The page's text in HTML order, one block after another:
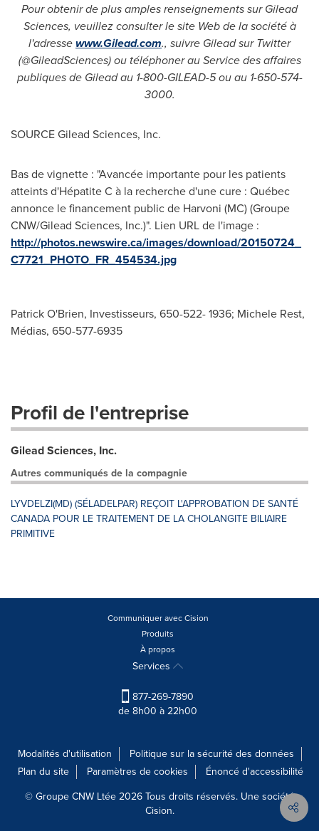
Pour obtenir de plus amples renseignements sur Gilead
Sciences, veuillez consulter le site Web de la société à
l'adressewww.Gilead.com., suivre Gilead sur Twitter
(@GileadSciences) ou téléphoner au Service des affaires
publiques de Gilead au 1-800-GILEAD-5 ou au 1-650-574-
3000.
SOURCE Gilead Sciences, Inc.
Bas de vignette : "Avancée importante pour les patients
atteints d'Hépatite C à la recherche d'une cure : Québec
annonce le financement public de Harvoni (MC) (Groupe
CNW/Gilead Sciences, Inc.)". Lien URL de l'image :
http://photos.newswire.ca/images/download/20150724_
C7721_PHOTO_FR_454534.jpg
Patrick O'Brien, Investisseurs, 650-522- 1936; Michele Rest,
Médias, 650-577-6935
Profil de l'entreprise
Gilead Sciences, Inc.
Autres communiqués de la compagnie
LYVDELZI(MD) (SÉLADELPAR) REÇOIT L'APPROBATION DE SANTÉ
CANADA POUR LE TRAITEMENT DE LA CHOLANGITE BILIAIRE
PRIMITIVE
Communiquer avec Cision
Produits
À propos
Services
877-269-7890
de 8h00 à 22h00
Modalités d'utilisation
Politique sur la sécurité des données
Plan du site
Paramètres de cookies
Énoncé d'accessibilité
© Groupe CNW Ltée 2026 Tous droits réservés. Une société
Cision.